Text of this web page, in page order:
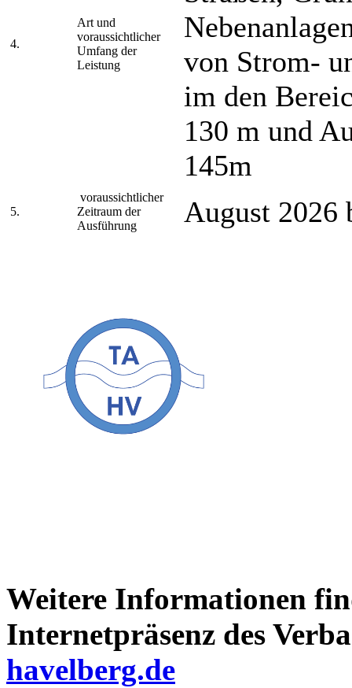
4.
Art und
voraussichtlicher
Umfang der
Leistung
von Strom-
im den
130 m und
145m
5.
voraussichtlicher
Zeitraum der
Ausführung
August 2026
Weitere Informationen
Internetpräsenz des
havelberg.de